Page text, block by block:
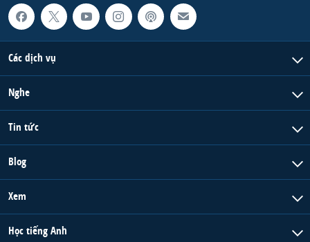
Các dịch vụ
Nghe
Tin tức
Blog
Xem
Học tiếng Anh